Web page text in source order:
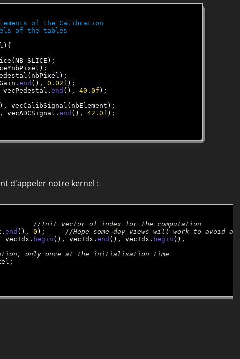
end (), 0 .02f );
end (), 40 .0f );
vecADCSignal.end (), 42 .0f );
d'appeler notre kernel :
end (), 0
vecIdx. begin (), vecIdx. end (), vecIdx. begin (),